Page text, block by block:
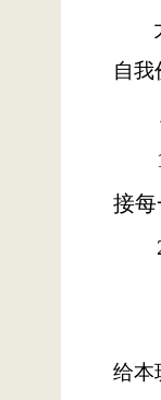
自我
接每
给本